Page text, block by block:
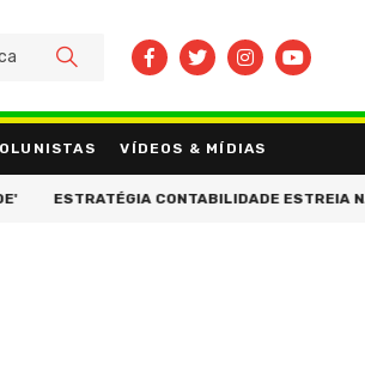
VÍDEOS & MÍDIAS
ESTRATÉGIA CONTABILIDADE ESTREIA NA
BUSCAR